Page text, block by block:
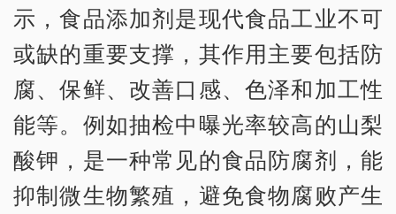
示，食品添加剂是现代食品工业不可
或缺的重要支撑，其作用主要包括防
腐、保鲜、改善口感、色泽和加工性
能等。例如抽检中曝光率较高的山梨
酸钾，是一种常见的食品防腐剂，能
抑制微生物繁殖，避免食物腐败产生